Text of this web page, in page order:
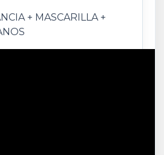
+ MASCARILLA +